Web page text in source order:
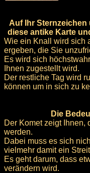
Auf Ihr Sternzeichen
diese antike Karte
Wie ein Knall wird sich
ergeben, die Sie
Es wird sich
Ihnen zugestellt wird.
Der restliche Tag wird
können um in sich zu
Die
Der Komet zeigt Ihnen,
werden.
Dabei muss es sich
vielmehr damit ein
Es geht darum, dass
verändern wird.